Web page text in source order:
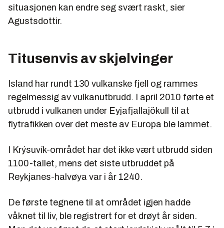
situasjonen kan endre seg svært raskt, sier
Agustsdottir.
Titusenvis av skjelvinger
Island har rundt 130 vulkanske fjell og rammes
regelmessig av vulkanutbrudd. I april 2010 førte et
utbrudd i vulkanen under Eyjafjallajökull til at
flytrafikken over det meste av Europa ble lammet.
I Krýsuvík-området har det ikke vært utbrudd siden
1100-tallet, mens det siste utbruddet på
Reykjanes-halvøya var i år 1240.
De første tegnene til at området igjen hadde
våknet til liv, ble registrert for et drøyt år siden.